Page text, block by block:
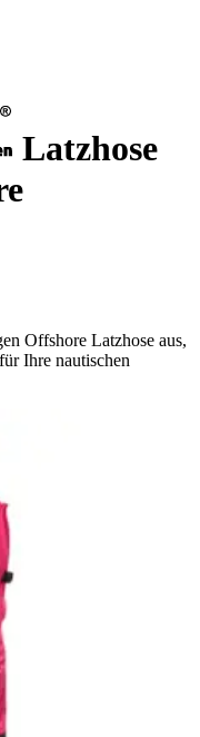
Latzhose
Offshore Latzhose aus,
Ihre nautischen